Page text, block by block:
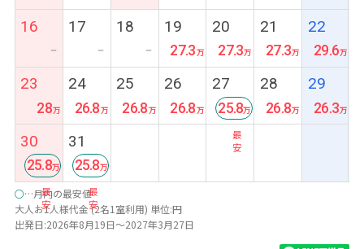
16
ー
17
ー
18
ー
19
27.3
20
27.3
21
27.3
22
29.6
23
28
24
26.8
25
26.8
26
26.8
27
最
安
25.8
28
26.8
29
26.3
30
最
安
25.8
31
最
安
25.8
○…月内の最安値
大人お1人様代金 (2名1室利用) 単位:円
出発日:2026年8月19日～2027年3月27日